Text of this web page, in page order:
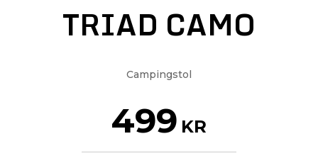
TRIAD CAMO
Campingstol
499 KR